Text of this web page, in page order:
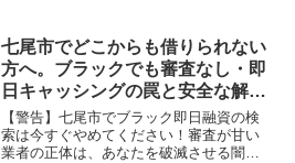
市で違法業者を避け、借金地獄から抜け
出した方々の実体験と確実な解決策を完
全公開。
七尾市でどこからも借りられない
方へ。ブラックでも審査なし・即
日キャッシングの罠と安全な解決
策
【警告】七尾市でブラック即日融資の検
索は今すぐやめてください！審査が甘い
業者の正体は、あなたを破滅させる闇金